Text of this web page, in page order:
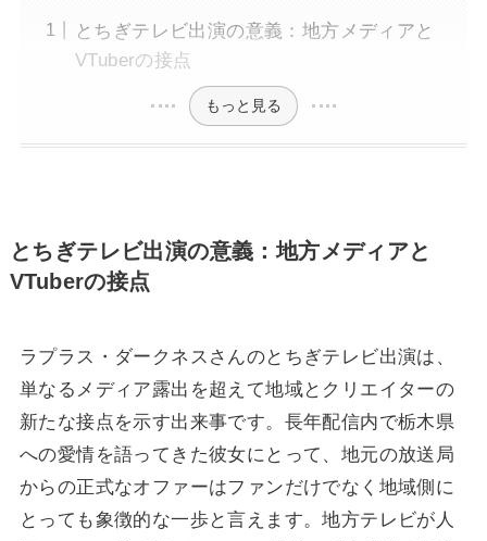
とちぎテレビ出演の意義：地方メディアと
VTuberの接点
もっと見る
とちぎテレビ出演の意義：地方メディアと
VTuberの接点
ラプラス・ダークネスさんのとちぎテレビ出演は、
単なるメディア露出を超えて地域とクリエイターの
新たな接点を示す出来事です。長年配信内で栃木県
への愛情を語ってきた彼女にとって、地元の放送局
からの正式なオファーはファンだけでなく地域側に
とっても象徴的な一歩と言えます。地方テレビが人